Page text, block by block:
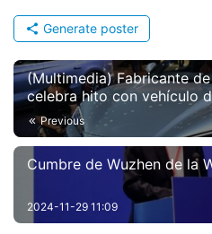
Generate poster
(Multimedia) Fabricante
celebra hito con vehículo
10 millones
Previous
Cumbre de Wuzhen de la
2024-11-29 11:09